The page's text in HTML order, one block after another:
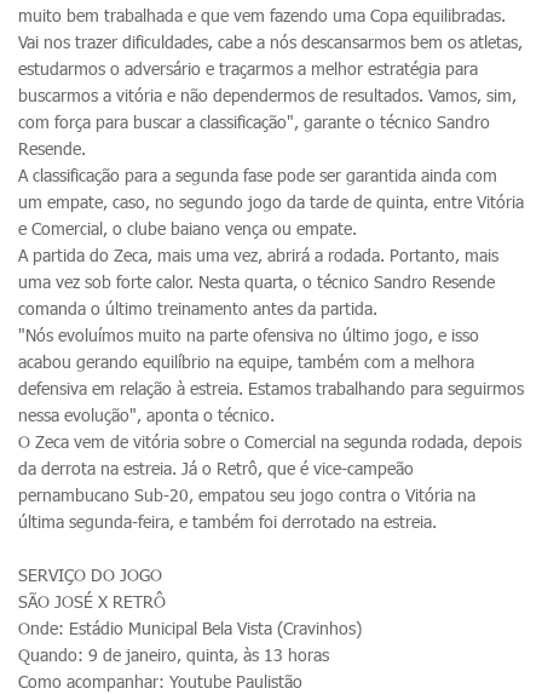
muito bem trabalhada e que vem fazendo uma Copa equilibradas.
Vai nos trazer dificuldades, cabe a nós descansarmos bem os atletas,
estudarmos o adversário e traçarmos a melhor estratégia para
buscarmos a vitória e não dependermos de resultados. Vamos, sim,
com força para buscar a classificação", garante o técnico Sandro
Resende.
A classificação para a segunda fase pode ser garantida ainda com
um empate, caso, no segundo jogo da tarde de quinta, entre Vitória
e Comercial, o clube baiano vença ou empate.
A partida do Zeca, mais uma vez, abrirá a rodada. Portanto, mais
uma vez sob forte calor. Nesta quarta, o técnico Sandro Resende
comanda o último treinamento antes da partida.
"Nós evoluímos muito na parte ofensiva no último jogo, e isso
acabou gerando equilíbrio na equipe, também com a melhora
defensiva em relação à estreia. Estamos trabalhando para seguirmos
nessa evolução", aponta o técnico.
O Zeca vem de vitória sobre o Comercial na segunda rodada, depois
da derrota na estreia. Já o Retrô, que é vice-campeão
pernambucano Sub-20, empatou seu jogo contra o Vitória na
última segunda-feira, e também foi derrotado na estreia.
SERVIÇO DO JOGO
SÃO JOSÉ X RETRÔ
Onde: Estádio Municipal Bela Vista (Cravinhos)
Quando: 9 de janeiro, quinta, às 13 horas
Como acompanhar: Youtube Paulistão